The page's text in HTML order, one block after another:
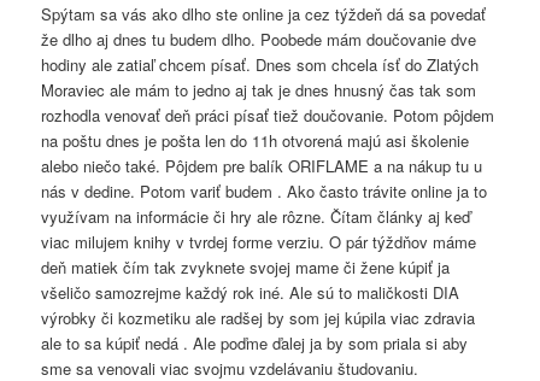
Spýtam sa vás ako dlho ste online ja cez týždeň dá sa povedať
že dlho aj dnes tu budem dlho. Poobede mám doučovanie dve
hodiny ale zatiaľ chcem písať. Dnes som chcela ísť do Zlatých
Moraviec ale mám to jedno aj tak je dnes hnusný čas tak som
rozhodla venovať deň práci písať tiež doučovanie. Potom pôjdem
na poštu dnes je pošta len do 11h otvorená majú asi školenie
alebo niečo také. Pôjdem pre balík ORIFLAME a na nákup tu u
nás v dedine. Potom variť budem . Ako často trávite online ja to
využívam na informácie či hry ale rôzne. Čítam články aj keď
viac milujem knihy v tvrdej forme verziu. O pár týždňov máme
deň matiek čím tak zvyknete svojej mame či žene kúpiť ja
všeličo samozrejme každý rok iné. Ale sú to maličkosti DIA
výrobky či kozmetiku ale radšej by som jej kúpila viac zdravia
ale to sa kúpiť nedá . Ale poďme ďalej ja by som priala si aby
sme sa venovali viac svojmu vzdelávaniu študovaniu.